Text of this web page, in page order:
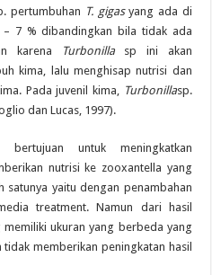
pertumbuhan T. gigasyang ada di
7 % dibandingkan bila tidak ada
karena
Turbonillasp ini akan
kima, lalu menghisap nutrisi dan
Pada juvenil kima, Turbonillasp.
dan Lucas, 1997).
untuk meningkatkan
nutrisi ke zooxantella yang
satunya yaitu dengan penambahan
treatment. Namun dari hasil
ukuran yang berbeda yang
memberikan peningkatan hasil